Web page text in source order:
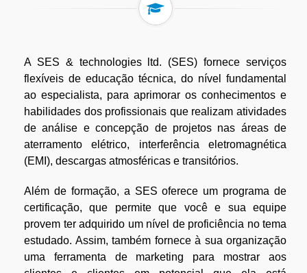
A SES & technologies ltd. (SES) fornece serviços
flexíveis de educação técnica, do nível fundamental
ao especialista, para aprimorar os conhecimentos e
habilidades dos profissionais que realizam atividades
de análise e concepção de projetos nas áreas de
aterramento elétrico, interferência eletromagnética
(EMI), descargas atmosféricas e transitórios.
Além de formação, a SES oferece um programa de
certificação, que permite que você e sua equipe
provem ter adquirido um nível de proficiência no tema
estudado. Assim, também fornece à sua organização
uma ferramenta de marketing para mostrar aos